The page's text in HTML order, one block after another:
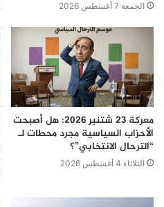
الجمعة 7 أغسطس 2026
معركة 23 شتنبر 2026: هل أصبحت
الأحزاب السياسية مجرد محطات لـ
“الترحال الانتخابي”؟
الثلاثاء 4 أغسطس 2026